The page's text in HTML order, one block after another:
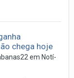
chega hoje
em Notí­